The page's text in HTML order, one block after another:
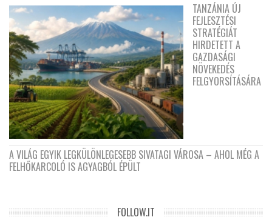
TANZÁNIA ÚJ
FEJLESZTÉSI
STRATÉGIÁT
HIRDETETT A
GAZDASÁGI
NÖVEKEDÉS
FELGYORSÍTÁSÁRA
A VILÁG EGYIK LEGKÜLÖNLEGESEBB SIVATAGI VÁROSA – AHOL MÉG A
FELHŐKARCOLÓ IS AGYAGBÓL ÉPÜLT
FOLLOW.IT